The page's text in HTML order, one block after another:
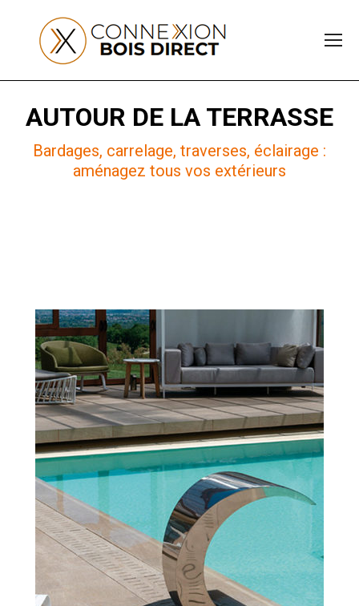
AUTOUR DE LA TERRASSE
Bardages, carrelage, traverses, éclairage :
aménagez tous vos extérieurs